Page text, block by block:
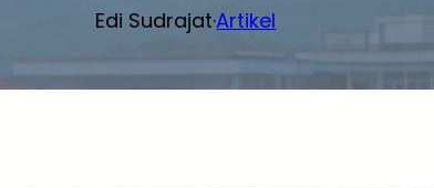
Edi Sudrajat·Artikel